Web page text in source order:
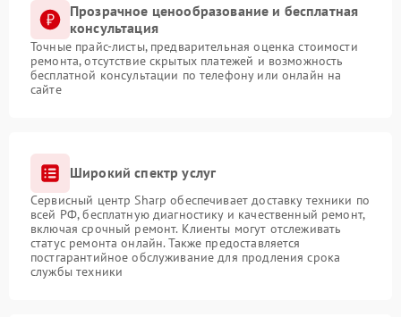
Прозрачное ценообразование и бесплатная
консультация
Точные прайс-листы, предварительная оценка стоимости
ремонта, отсутствие скрытых платежей и возможность
бесплатной консультации по телефону или онлайн на
сайте
Широкий спектр услуг
Сервисный центр Sharp обеспечивает доставку техники по
всей РФ, бесплатную диагностику и качественный ремонт,
включая срочный ремонт. Клиенты могут отслеживать
статус ремонта онлайн. Также предоставляется
постгарантийное обслуживание для продления срока
службы техники